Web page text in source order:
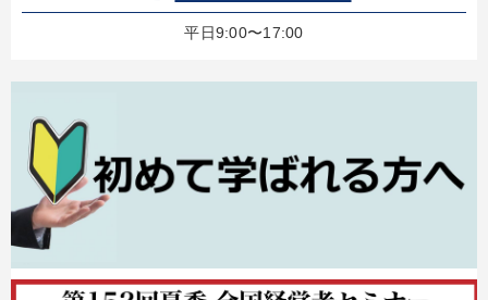
「儲けの本質」を突く
《強い財務を実践する経営者》講話４選 【12月】音声・映像
2025年夏季全国経営者セミナー収録講演ＣＤ・講演ＤＶＤ・デジ
タル版（音声／動画ストリーミング・ダウンロード）
平日9:00〜17:00